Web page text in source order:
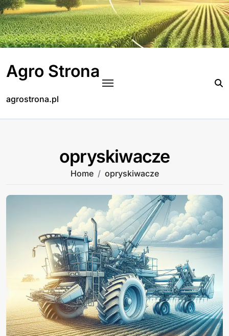
Skip
to
content
Agro Strona
agrostrona.pl
opryskiwacze
Home opryskiwacze